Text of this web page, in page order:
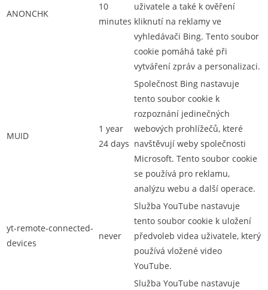
ANONCHK
10
minutes
uživatele a také k ověření
kliknutí na reklamy ve
vyhledávači Bing. Tento soubor
cookie pomáhá také při
vytváření zpráv a personalizaci.
MUID
1 year
24 days
Společnost Bing nastavuje
tento soubor cookie k
rozpoznání jedinečných
webových prohlížečů, které
navštěvují weby společnosti
Microsoft. Tento soubor cookie
se používá pro reklamu,
analýzu webu a další operace.
yt-remote-connected-
devices
never
Služba YouTube nastavuje
tento soubor cookie k uložení
předvoleb videa uživatele, který
používá vložené video
YouTube.
Služba YouTube nastavuje